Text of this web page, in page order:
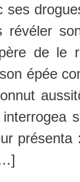
ses
révéler
de le
épée
présenta